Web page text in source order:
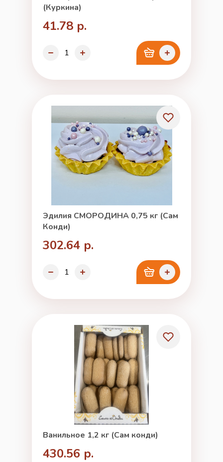
(Куркина)
41.78 р.
Эдилия СМОРОДИНА 0,75 кг (Сам
Конди)
302.64 р.
Ванильное 1,2 кг (Сам конди)
430.56 р.